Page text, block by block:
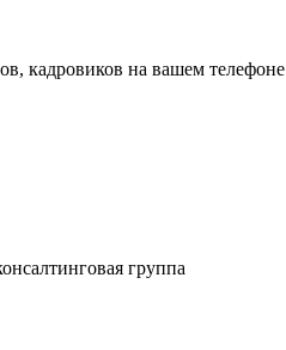
кадровиков на вашем телефоне
группа